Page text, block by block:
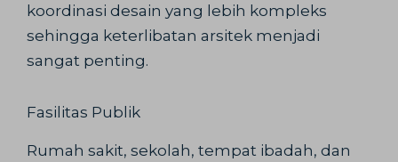
koordinasi desain yang lebih kompleks
sehingga keterlibatan arsitek menjadi
sangat penting.
Fasilitas Publik
Rumah sakit, sekolah, tempat ibadah, dan